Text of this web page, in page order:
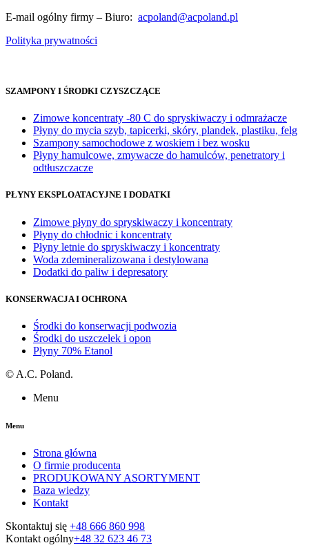
E-mail ogólny firmy – Biuro: acpoland@acpoland.pl
Polityka prywatności
SZAMPONY I ŚRODKI CZYSZCZĄCE
Zimowe koncentraty -80 C do spryskiwaczy i odmrażacze
Płyny do mycia szyb, tapicerki, skóry, plandek, plastiku, felg
Szampony samochodowe z woskiem i bez wosku
Płyny hamulcowe, zmywacze do hamulców, penetratory i
odtłuszczacze
PŁYNY EKSPLOATACYJNE I DODATKI
Zimowe płyny do spryskiwaczy i koncentraty
Płyny do chłodnic i koncentraty
Płyny letnie do spryskiwaczy i koncentraty
Woda zdemineralizowana i destylowana
Dodatki do paliw i depresatory
KONSERWACJA I OCHRONA
Środki do konserwacji podwozia
Środki do uszczelek i opon
Płyny 70% Etanol
© A.C. Poland.
Menu
Menu
Strona główna
O firmie producenta
PRODUKOWANY ASORTYMENT
Baza wiedzy
Kontakt
Skontaktuj się +48 666 860 998
Kontakt ogólny+48 32 623 46 73